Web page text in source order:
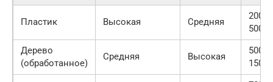
Пластик Высокая Средняя
2000-
5000
Дерево
(обработанное)
Средняя Высокая
5000-
15000